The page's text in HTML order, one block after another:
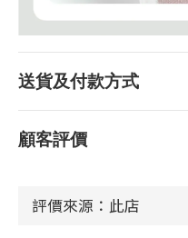
送貨及付款方式
顧客評價